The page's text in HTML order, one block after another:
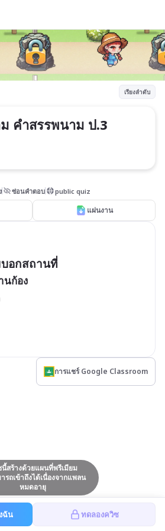
เรียงลำดับ
คำสรรพนาม ป.3
ซ่อนคำตอบ public quiz
แผ่นงาน
อกสถานที่
นก้อง
การแชร์ Google Classroom
สร้างด้วยแผนที่พรีเมียม
รถเข้าถึงได้เนื่องจากแพลน
หมดอายุ
ฉัน ทดลองควิซ